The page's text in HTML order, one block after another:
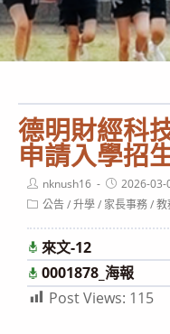
德明財經科
申請入學招
Post
author:
nknush16
Post
published:
2026-03-
Post公告/升學/ 家長事務/教
來文-12
0001878_海報
Post Views: 115